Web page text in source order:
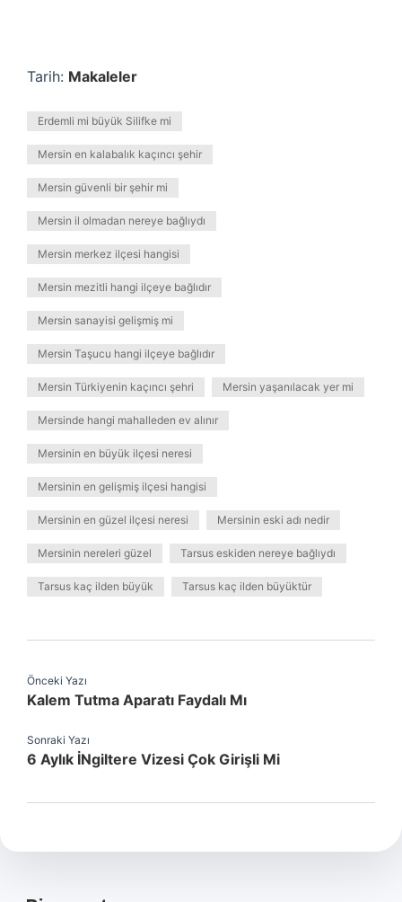
Tarih: Makaleler
Erdemli mi büyük Silifke mi
Mersin en kalabalık kaçıncı şehir
Mersin güvenli bir şehir mi
Mersin il olmadan nereye bağlıydı
Mersin merkez ilçesi hangisi
Mersin mezitli hangi ilçeye bağlıdır
Mersin sanayisi gelişmiş mi
Mersin Taşucu hangi ilçeye bağlıdır
Mersin Türkiyenin kaçıncı şehri Mersin yaşanılacak yer mi
Mersinde hangi mahalleden ev alınır
Mersinin en büyük ilçesi neresi
Mersinin en gelişmiş ilçesi hangisi
Mersinin en güzel ilçesi neresi Mersinin eski adı nedir
Mersinin nereleri güzel Tarsus eskiden nereye bağlıydı
Tarsus kaç ilden büyük Tarsus kaç ilden büyüktür
Önceki Yazı
Kalem Tutma Aparatı Faydalı Mı
Sonraki Yazı
6 Aylık İNgiltere Vizesi Çok Girişli Mi